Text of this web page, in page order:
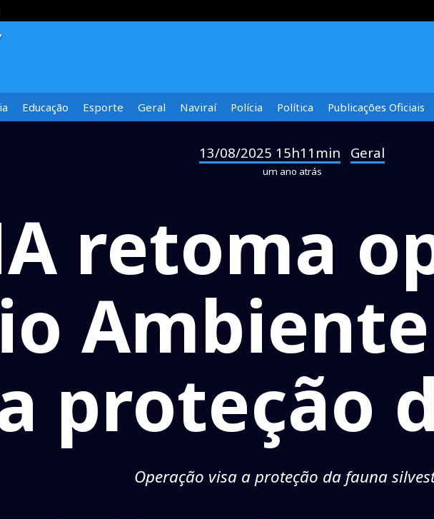
Educação Esporte Geral Naviraí Polícia Política Publicações Oficiais
13/08/2025 15h11min Geral
um ano atrás
retoma
proteção
Operação visa a proteção da fauna